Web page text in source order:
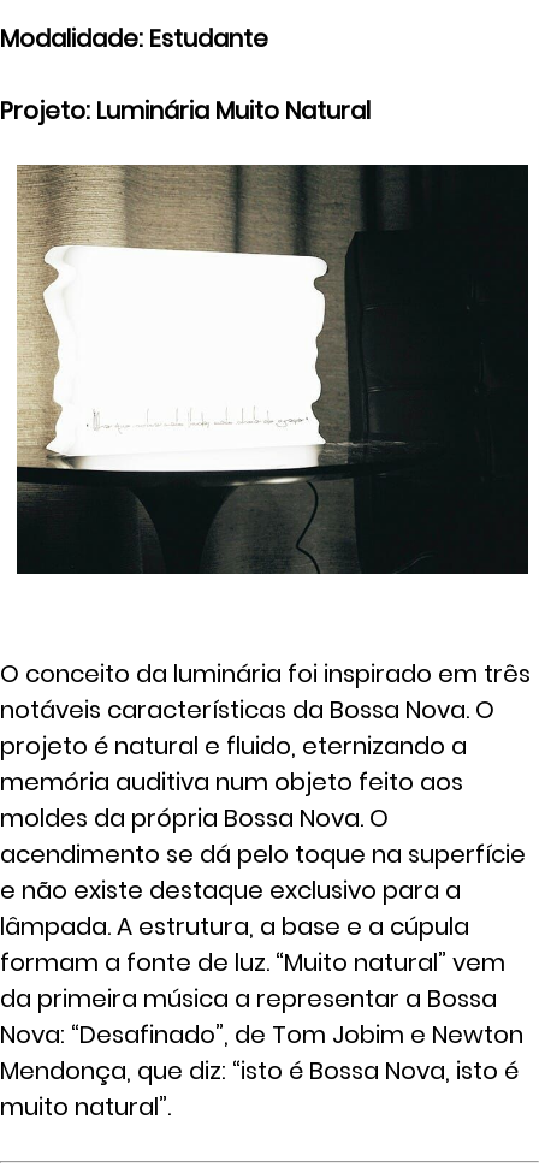
Modalidade: Estudante
Projeto: Luminária Muito Natural
O conceito da luminária foi inspirado em três
notáveis características da Bossa Nova. O
projeto é natural e fluido, eternizando a
memória auditiva num objeto feito aos
moldes da própria Bossa Nova. O
acendimento se dá pelo toque na superfície
e não existe destaque exclusivo para a
lâmpada. A estrutura, a base e a cúpula
formam a fonte de luz. “Muito natural” vem
da primeira música a representar a Bossa
Nova: “Desafinado”, de Tom Jobim e Newton
Mendonça, que diz: “isto é Bossa Nova, isto é
muito natural”.